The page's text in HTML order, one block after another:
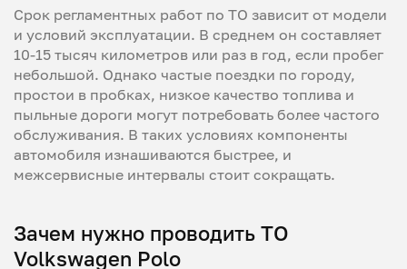
Срок регламентных работ по ТО зависит от модели
и условий эксплуатации. В среднем он составляет
10-15 тысяч километров или раз в год, если пробег
небольшой. Однако частые поездки по городу,
простои в пробках, низкое качество топлива и
пыльные дороги могут потребовать более частого
обслуживания. В таких условиях компоненты
автомобиля изнашиваются быстрее, и
межсервисные интервалы стоит сокращать.
Зачем нужно проводить ТО
Volkswagen Polo